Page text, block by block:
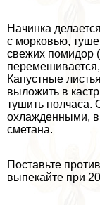
Начинка
с морковью,
свежих помидор
Капустные
выложить в
тушить
охлажденными, в
сметана.
Поставьте
выпекайте при